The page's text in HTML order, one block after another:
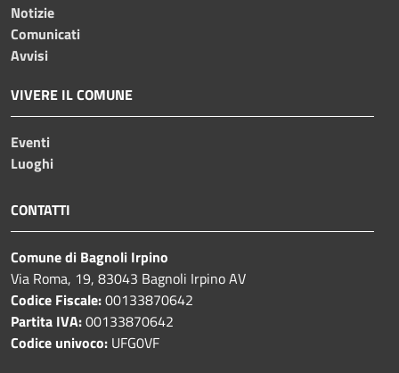
Notizie
Comunicati
Avvisi
VIVERE IL COMUNE
Eventi
Luoghi
CONTATTI
Comune di Bagnoli Irpino
Via Roma, 19, 83043 Bagnoli Irpino AV
Codice Fiscale:00133870642
Partita IVA:00133870642
Codice univoco: UFG0VF